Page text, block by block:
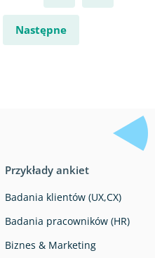
Następne
Przykłady ankiet
Badania klientów (UX,CX)
Badania pracowników (HR)
Biznes & Marketing